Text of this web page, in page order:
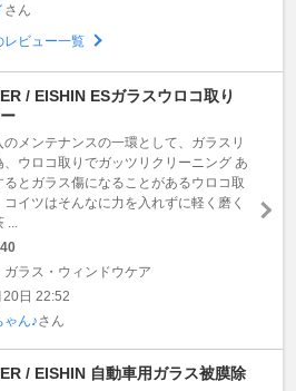
さん
レビュー一覧
/ EISHIN ESガラスウロコ取り
のメンテナンスの一環として、ガラスリ
、ウロコ取りでガッツリクリーニング あ
るとガラス傷になることがあるウロコ取
コイツはそんなに力を入れずに軽く磨く
ガラス・ウィンドウケア
日 22:52
ゃん♪さん
/ EISHIN 自動車用ガラス被膜除